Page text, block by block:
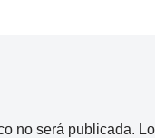
no será publicada.